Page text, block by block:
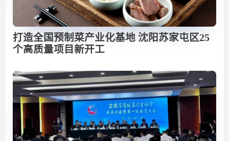
打造全国预制菜产业化基地 沈阳苏家屯区25
个高质量项目新开工